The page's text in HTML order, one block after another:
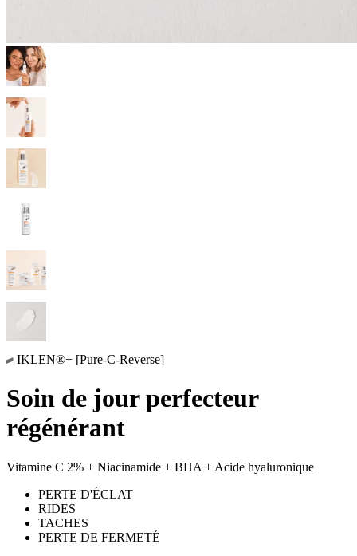
IKLEN®+ [Pure-C-Reverse]
Soin de jour perfecteur
régénérant
Vitamine C 2% + Niacinamide + BHA + Acide hyaluronique
PERTE D'ÉCLAT
RIDES
TACHES
PERTE DE FERMETÉ